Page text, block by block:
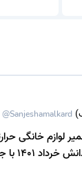
@Sanjeshamalkard
1401 با جواب